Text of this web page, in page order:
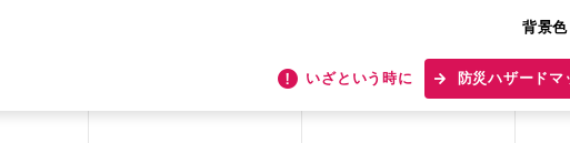
背景色
いざという時に 防災ハザードマ
背景色
いざという時に 防災ハザードマ